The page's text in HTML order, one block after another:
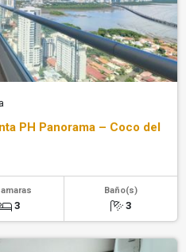
PH Panorama – Coco del
3
Baño(s)
3